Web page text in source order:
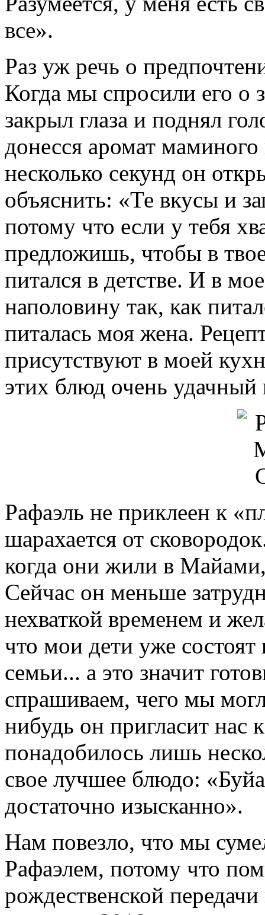
все».
Раз уж речь о
Когда мы спросили его о
закрыл глаза и поднял
донесся аромат
несколько секунд он
объяснить: «Те вкусы и
потому что если у тебя
предложишь, чтобы в
питался в детстве. И в
наполовину так, как
питалась моя жена.
присутствуют в моей
этих блюд очень удачный
Рафаэль не приклеен к
шарахается от
когда они жили в Майами,
Сейчас он меньше
нехваткой временем и
что мои дети уже состоят
семьи... а это значит
спрашиваем, чего мы
нибудь он пригласит
понадобилось лишь
свое лучшее блюдо:
достаточно изысканно».
Нам повезло, что мы
Рафаэлем, потому что
рождественской